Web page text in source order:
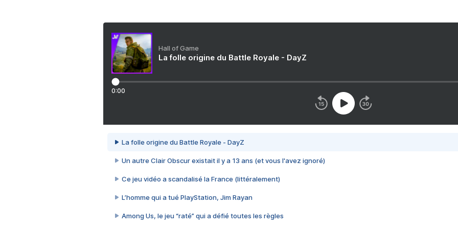
Hall of Game
La folle origine du Battle Royale - DayZ
0:00
La folle origine du Battle Royale - DayZ
Un autre Clair Obscur existait il y a 13 ans (et vous l'avez ignoré)
Ce jeu vidéo a scandalisé la France (littéralement)
L’homme qui a tué PlayStation, Jim Rayan
Among Us, le jeu “raté” qui a défié toutes les règles